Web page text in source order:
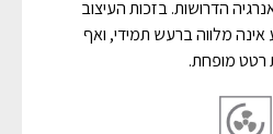
הדרושות. בזכות העיצוב
מלווה ברעש תמידי, ואף
רטט מופחת.